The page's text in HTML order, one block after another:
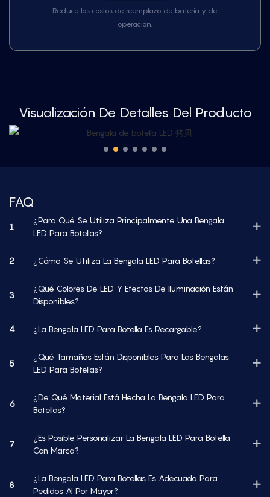
Reduce los costos de reemplazo de batería y de
operación.
Visualización De Detalles Del Producto
FAQ
1
¿Para Qué Se Utiliza Principalmente Una Bengala
LED Para Botellas?
2 ¿Cómo Se Utiliza La Bengala LED Para Botellas?
3
¿Qué Colores De LED Y Efectos De Iluminación Están
Disponibles?
4 ¿La Bengala LED Para Botella Es Recargable?
5
¿Qué Tamaños Están Disponibles Para Las Bengalas
LED Para Botellas?
6
¿De Qué Material Está Hecha La Bengala LED Para
Botellas?
7
¿Es Posible Personalizar La Bengala LED Para Botella
Con Marca?
8
¿La Bengala LED Para Botellas Es Adecuada Para
Pedidos Al Por Mayor?